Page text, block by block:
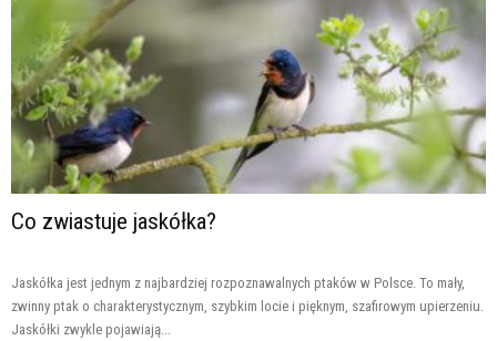
Co zwiastuje jaskółka?
Jaskółka jest jednym z najbardziej rozpoznawalnych ptaków w Polsce. To mały,
zwinny ptak o charakterystycznym, szybkim locie i pięknym, szafirowym upierzeniu.
Jaskółki zwykle pojawiają...